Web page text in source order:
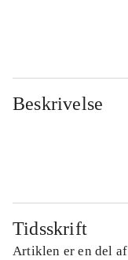
Beskrivelse
Tidsskrift
Artiklen er en del af